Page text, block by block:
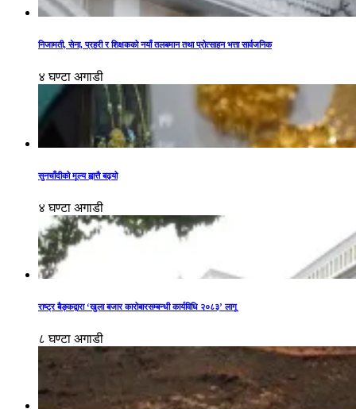
निजामती, सेना, प्रहरी र शिक्षकको नयाँ तलबमान तथा प्रोत्साहन भत्ता सार्वजनिक
४ घण्टा अगाडी
सुनचाँदीको मूल्य ह्वात्तै बढ्यो
४ घण्टा अगाडी
राष्ट्र बैङ्कद्वारा ‘खुला बजार कारोबारसम्बन्धी कार्यविधि २०८३’ लागू
८ घण्टा अगाडी